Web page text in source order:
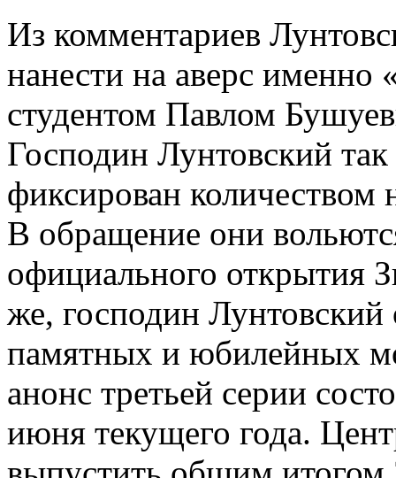
Из комментариев
нанести на аверс именно
студентом Павлом
Господин Лунтовский
фиксирован количеством
В обращение они
официального открытия
же, господин Лунтовский
памятных и юбилейных
анонс третьей серии
июня текущего года.